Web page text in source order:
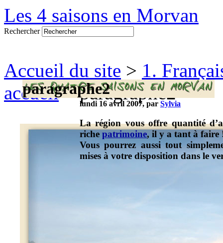
Les 4 saisons en Morvan
Rechercher
Accueil du site > 1.
accueil> paragraphe2
paragraphe2
lundi 16 avril 2007, par Sylvia
La région vous offre quantité
riche patrimoine, il y a tant à faire
Vous pourrez aussi tout
mises à votre disposition dans le